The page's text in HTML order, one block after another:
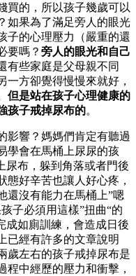
買的，所以孩子幾歲可以
如果為了滿足旁人的眼光
子的心理壓力（嚴重的還
要嗎？ 旁人的眼光和自己
有些家庭是父母親不同
一方卻覺得慢慢來就好，
但是站在孩子心理健康的
孩子戒掉尿布的。
影響？媽媽們肯定有聽過
學會在馬桶上尿尿的孩
尿布，躲到角落或者門後
態好辛苦也讓人好心疼，
還沒有能力在馬桶上”嗯
子必須用這樣”扭曲“的
成如廁訓練，會造成日後
已經有許多的文章說明
歲左右的孩子戒掉尿布是
程中經歷的壓力和衝擊，